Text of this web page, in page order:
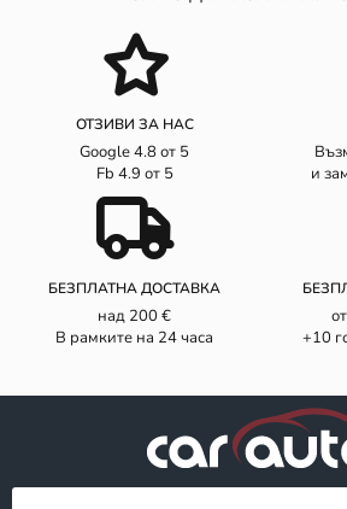
ОТЗИВИ ЗА НАС
Google 4.8 от 5
Fb 4.9 от 5
и
БЕЗПЛАТНА ДОСТАВКА
над 200 €
В рамките на 24 часа
+10